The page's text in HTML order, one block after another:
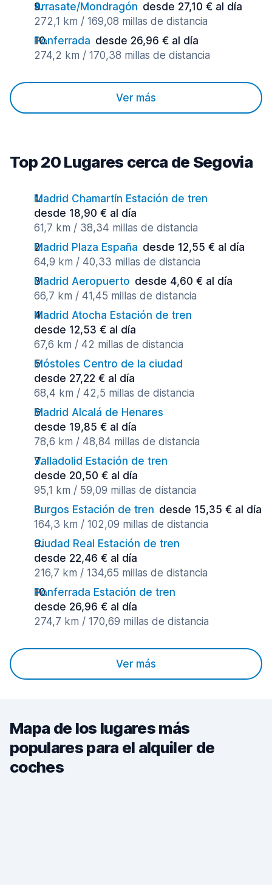
Arrasate/Mondragón desde 27,10 € al día
272,1 km / 169,08 millas de distancia
Ponferrada desde 26,96 € al día
274,2 km / 170,38 millas de distancia
Ver más
Top 20 Lugares cerca de Segovia
Madrid Chamartín Estación de tren
desde 18,90 € al día
61,7 km / 38,34 millas de distancia
Madrid Plaza España desde 12,55 € al día
64,9 km / 40,33 millas de distancia
Madrid Aeropuerto desde 4,60 € al día
66,7 km / 41,45 millas de distancia
Madrid Atocha Estación de tren
desde 12,53 € al día
67,6 km / 42 millas de distancia
Móstoles Centro de la ciudad
desde 27,22 € al día
68,4 km / 42,5 millas de distancia
Madrid Alcalá de Henares
desde 19,85 € al día
78,6 km / 48,84 millas de distancia
Valladolid Estación de tren
desde 20,50 € al día
95,1 km / 59,09 millas de distancia
Burgos Estación de tren desde 15,35 € al día
164,3 km / 102,09 millas de distancia
Ciudad Real Estación de tren
desde 22,46 € al día
216,7 km / 134,65 millas de distancia
Ponferrada Estación de tren
desde 26,96 € al día
274,7 km / 170,69 millas de distancia
Ver más
Mapa de los lugares más
populares para el alquiler de
coches